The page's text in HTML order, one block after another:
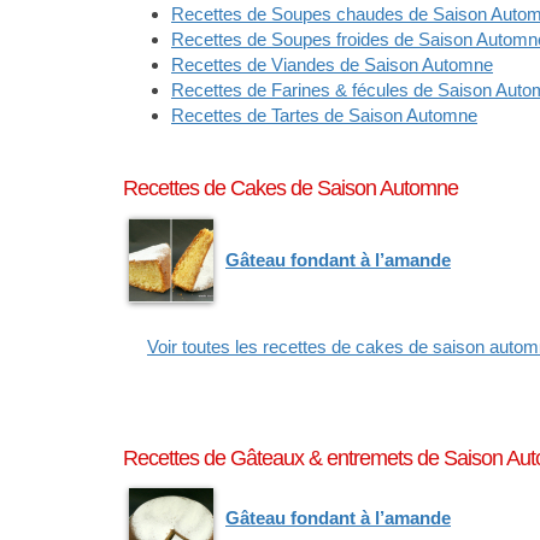
Recettes de Soupes chaudes de Saison
Recettes de Soupes froides de Saison
Recettes de Viandes de Saison Automne
Recettes de Farines & fécules de Saison
Recettes de Tartes de Saison Automne
Recettes de Cakes de Saison Automne
Gâteau fondant à l’amande
Voir toutes les recettes de cakes de saison
Recettes de Gâteaux & entremets de Saison
Gâteau fondant à l’amande